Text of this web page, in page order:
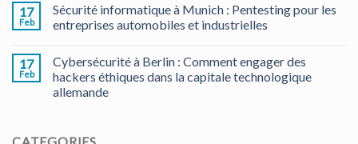
17
Feb
Sécurité informatique à Munich : Pentesting pour les
entreprises automobiles et industrielles
17
Feb
Cybersécurité à Berlin : Comment engager des
hackers éthiques dans la capitale technologique
allemande